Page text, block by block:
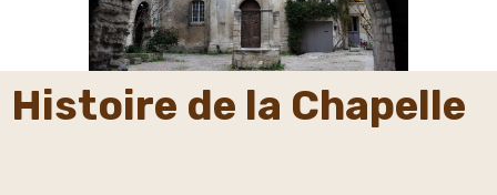
Histoire de la Chapelle